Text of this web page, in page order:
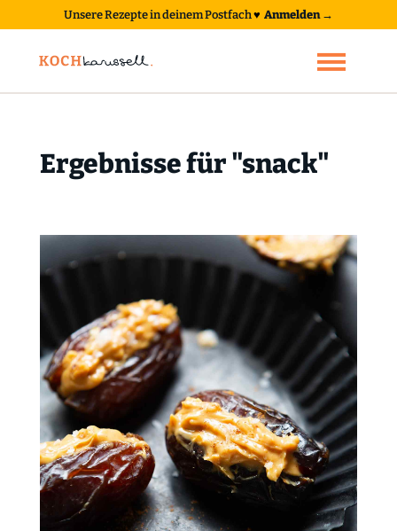
Unsere Rezepte in deinem Postfach♥ Anmelden →
Ergebnisse für "snack"